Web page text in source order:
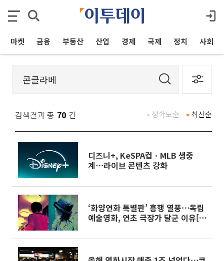
마켓 금융 부동산 산업 경제 국제 정치 사회
검색결과 총 70 건 최신순
정확도순
디즈니+, KeSPA컵ㆍMLB 생중
계⋯라이브 콘텐츠 강화
‘화양연화 특별판’ 흥행 열풍⋯독립
예술영화, 연초 극장가 달군 이유[주